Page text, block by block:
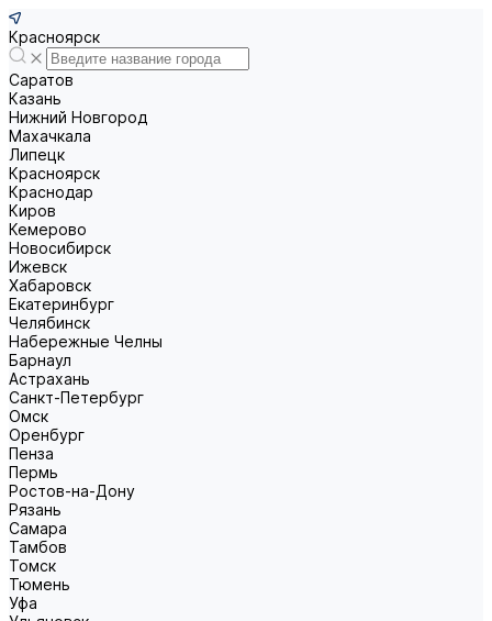
Красноярск
Саратов
Казань
Нижний Новгород
Махачкала
Липецк
Красноярск
Краснодар
Киров
Кемерово
Новосибирск
Ижевск
Хабаровск
Екатеринбург
Челябинск
Набережные Челны
Барнаул
Астрахань
Санкт-Петербург
Омск
Оренбург
Пенза
Пермь
Ростов-на-Дону
Рязань
Самара
Тамбов
Томск
Тюмень
Уфа